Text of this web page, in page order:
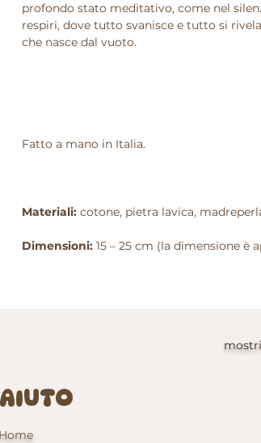
profondo stato meditativo, come nel
respiri, dove tutto svanisce e tutto si
che nasce dal vuoto.
Fatto a mano in Italia.
Materiali: cotone, pietra lavica,
Dimensioni: 15 – 25 cm (la dimensione è
AIUTO
Home